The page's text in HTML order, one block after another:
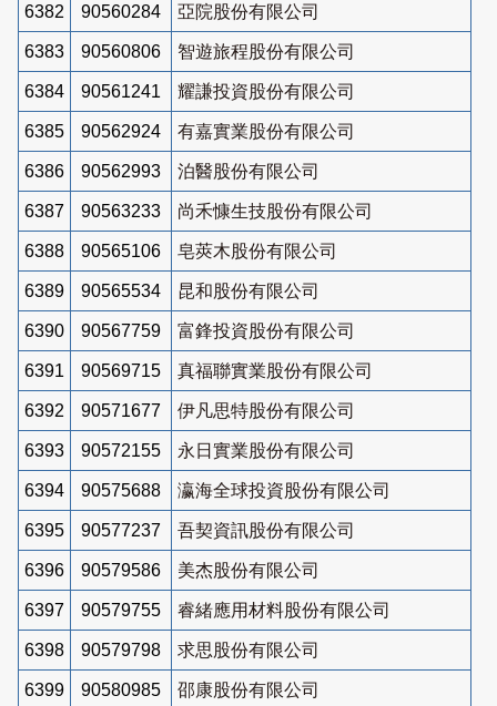
6382 90560284 亞院股份有限公司
6383 90560806 智遊旅程股份有限公司
6384 90561241 耀謙投資股份有限公司
6385 90562924 有嘉實業股份有限公司
6386 90562993 泊醫股份有限公司
6387 90563233 尚禾慷生技股份有限公司
6388 90565106 皂莢木股份有限公司
6389 90565534 昆和股份有限公司
6390 90567759 富鋒投資股份有限公司
6391 90569715 真福聯實業股份有限公司
6392 90571677 伊凡思特股份有限公司
6393 90572155 永日實業股份有限公司
6394 90575688 瀛海全球投資股份有限公司
6395 90577237 吾契資訊股份有限公司
6396 90579586 美杰股份有限公司
6397 90579755 睿緒應用材料股份有限公司
6398 90579798 求思股份有限公司
6399 90580985 邵康股份有限公司